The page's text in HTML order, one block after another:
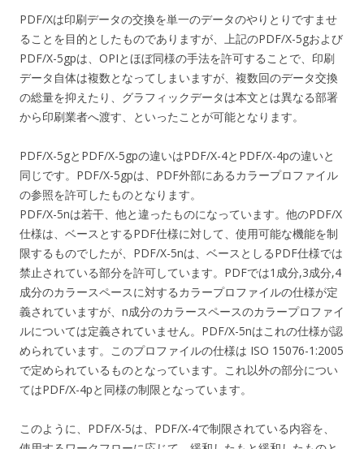
PDF/Xは印刷データの交換を単一のデータのやりとりですませ
ることを目的としたものでありますが、上記のPDF/X-5gおよび
PDF/X-5gpは、OPIとほぼ同様の手法を許可することで、印刷
データ自体は複数となってしまいますが、複数回のデータ交換
の総量を抑えたり、グラフィックデータは本文とは異なる部署
から印刷業者へ渡す、といったことが可能となります。
PDF/X-5gとPDF/X-5gpの違いはPDF/X-4とPDF/X-4pの違いと
同じです。PDF/X-5gpは、PDF外部にあるカラープロファイル
の参照を許可したものとなります。
PDF/X-5nは若干、他と違ったものになっています。他のPDF/X
仕様は、ベースとするPDF仕様に対して、使用可能な機能を制
限するものでしたが、PDF/X-5nは、ベースとしるPDF仕様では
禁止されている部分を許可しています。PDFでは1成分,3成分,4
成分のカラースペースに対するカラープロファイルの仕様が定
義されていますが、n成分のカラースペースのカラープロファイ
ルについては定義されていません。PDF/X-5nはこれの仕様が認
められています。このプロファイルの仕様は ISO 15076-1:2005
で定められているものとなっています。これ以外の部分につい
てはPDF/X-4pと同様の制限となっています。
このように、PDF/X-5は、PDF/X-4で制限されている内容を、